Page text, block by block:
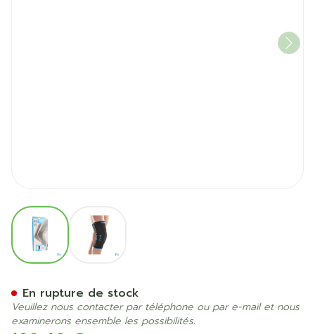
View larger imageView larger image
En rupture de stock
Veuillez nous contacter par téléphone ou par e-mail et nous
examinerons ensemble les possibilités.